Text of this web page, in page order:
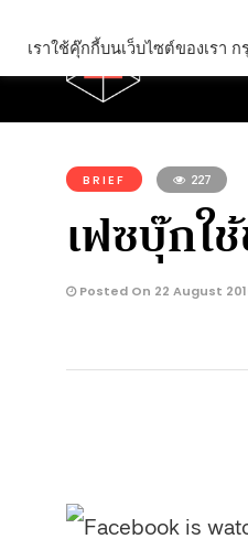
BRIEF 227
เฟซบุ๊กใ
Posted On 22 August
เราใช้คุ๊กกี้บนเว็บไซต์ของเรา